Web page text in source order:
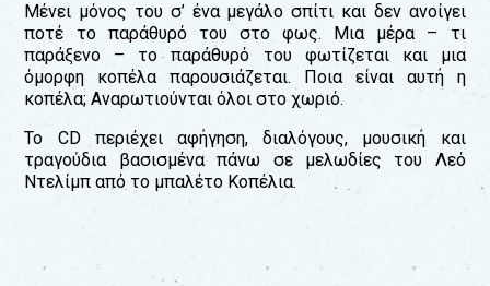
Μένει μόνος του σ’ ένα μεγάλο σπίτι και δεν ανοίγει
ποτέ το παράθυρό του στο φως. Μια μέρα – τι
παράξενο – το παράθυρό του φωτίζεται και μια
όμορφη κοπέλα παρουσιάζεται. Ποια είναι αυτή η
κοπέλα; Αναρωτιούνται όλοι στο χωριό.
Το CD περιέχει αφήγηση, διαλόγους, μουσική και
τραγούδια βασισμένα πάνω σε μελωδίες του Λεό
Ντελίμπ από το μπαλέτο Κοπέλια.